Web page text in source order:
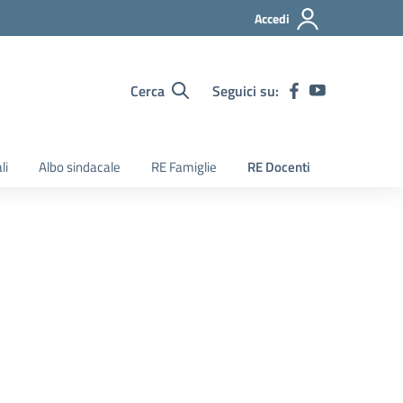
Accedi
Cerca Seguici su:
Albo sindacale RE Famiglie RE Docenti